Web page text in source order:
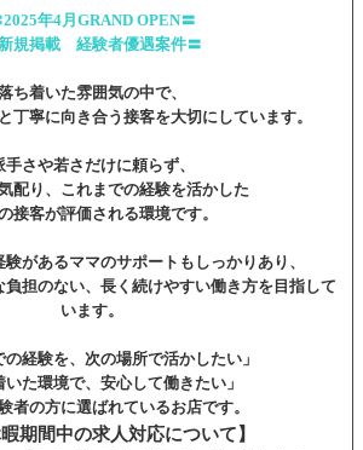
2025年4月GRAND OPEN〓
規掲載 経験者優遇案件〓
ち着いた雰囲気の中で、
丁寧に向き合う接客を大切にしています。
手さや若さだけに頼らず、
配り、これまでの経験を活かした
接客が評価される環境です。
があるママのサポートもしっかりあり、
担のない、長く続けやすい働き方を目指して
います。
の経験を、次の場所で活かしたい」
いた環境で、安心して働きたい」
者の方に選ばれているお店です。
暇期間中の求人対応について】